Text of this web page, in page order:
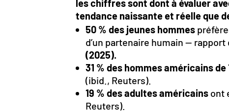
les chiffres sont dont à évaluer
tendance naissante et réelle que
50 % des jeunes hommes
d’un partenaire humain —
(2025).
31 % des hommes américains de
(ibid., Reuters).
19 % des adultes américains ont
Reuters).